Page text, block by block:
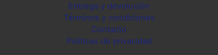
Entrega y devolución
Términos y condiciones
Contacto
Politicas de privacidad